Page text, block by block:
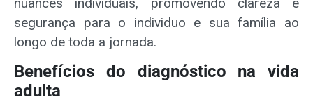
segurança para o individuo e sua família ao
longo de toda a jornada.
Benefícios do diagnóstico na vida
adulta